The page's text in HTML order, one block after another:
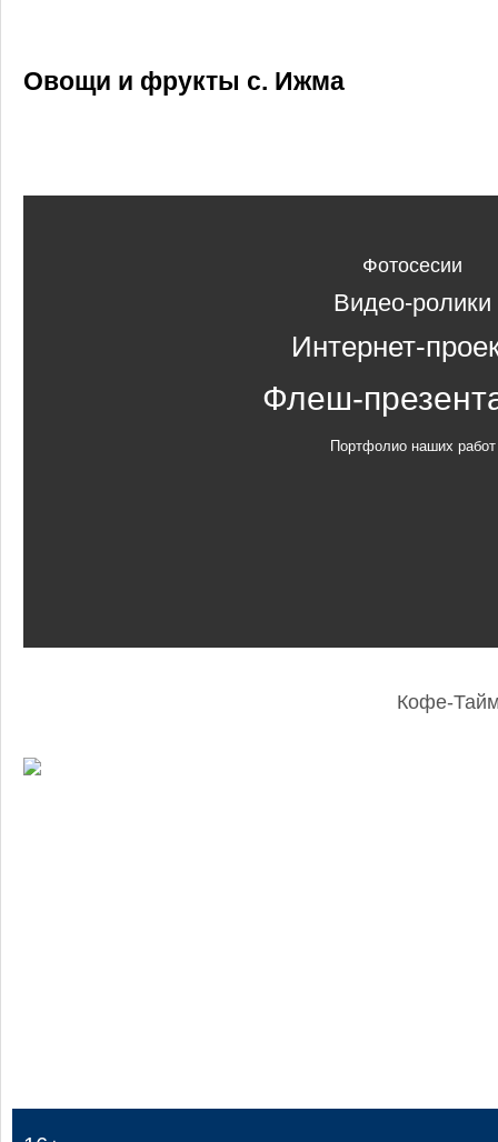
Овощи и фрукты с. Ижма
Фотосесии
Видео-ролики
Интернет-
Флеш-
Портфолио наших работ
Кофе-